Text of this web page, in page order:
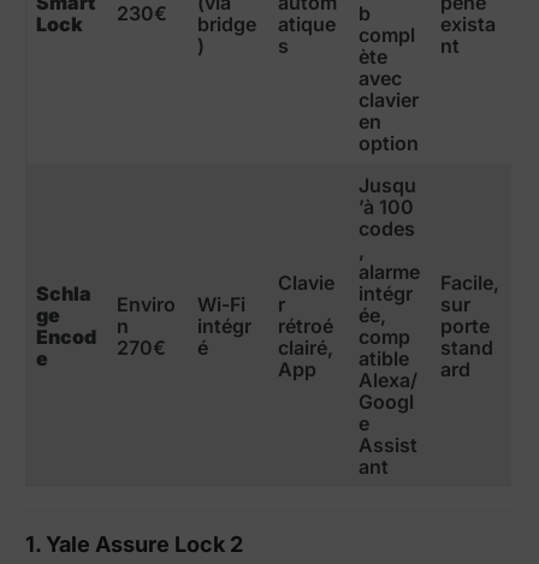
Lock
230€
bridge
)
atique
s
b
compl
ète
avec
clavier
en
option
exista
nt
Schla
ge
Encod
e
Enviro
n
270€
Wi-Fi
intégr
é
Clavie
r
rétroé
clairé,
App
Jusqu
’à 100
codes
,
alarme
intégr
ée,
comp
atible
Alexa/
Googl
e
Assist
ant
Facile,
sur
porte
stand
ard
1. Yale Assure Lock 2